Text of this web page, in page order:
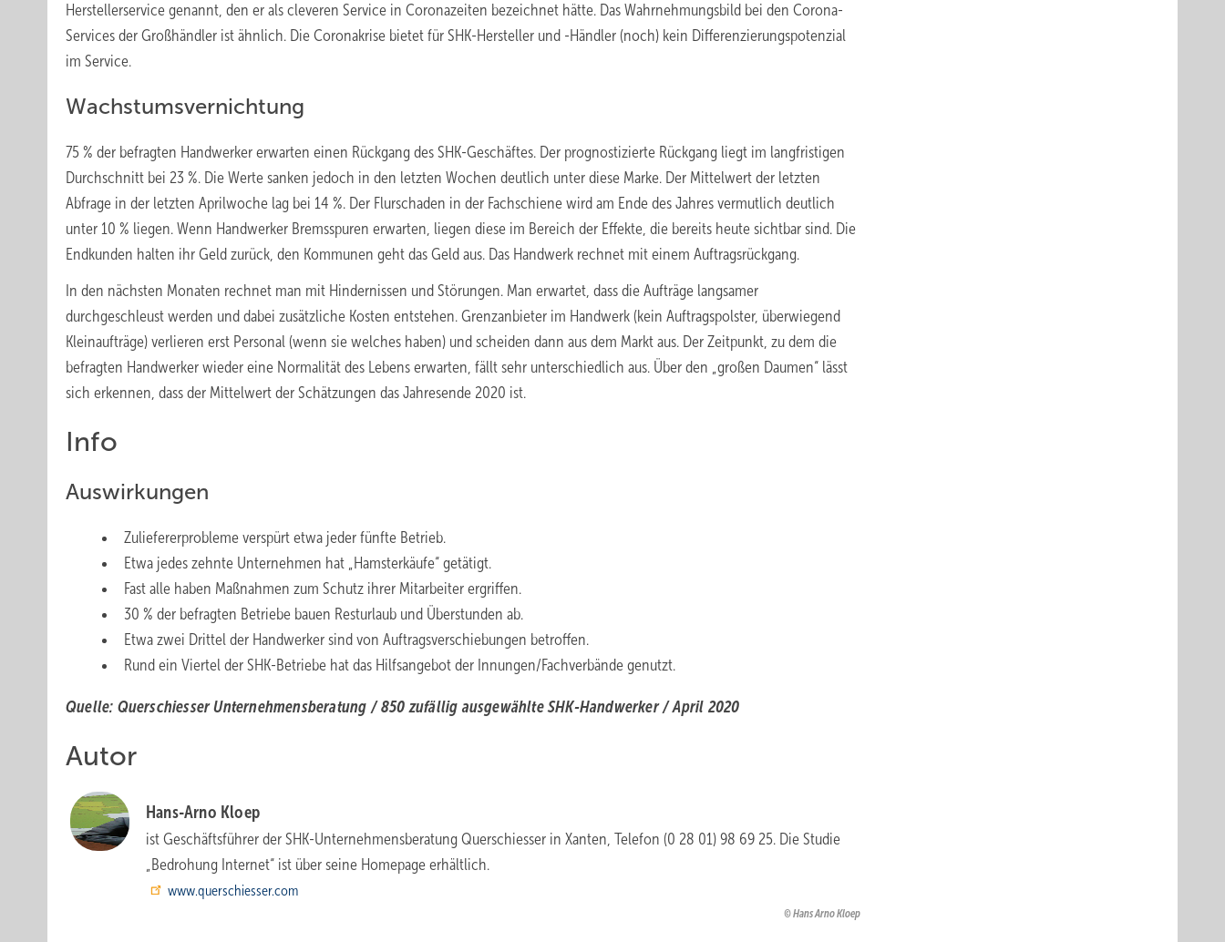
Herstellerservice genannt, den er als cleveren Service in Coronazeiten bezeichnet hätte. Das Wahrnehmungsbild bei den Corona-
Services der Großhändler ist ähnlich. Die Coronakrise bietet für SHK-Hersteller und -Händler (noch) kein Differenzierungspotenzial
im Service.
Wachstumsvernichtung
75 % der befragten Handwerker erwarten einen Rückgang des SHK-Geschäftes. Der prognostizierte Rückgang liegt im langfristigen
Durchschnitt bei 23 %. Die Werte sanken jedoch in den letzten Wochen deutlich unter diese Marke. Der Mittelwert der letzten
Abfrage in der letzten Aprilwoche lag bei 14 %. Der Flurschaden in der Fachschiene wird am Ende des Jahres vermutlich deutlich
unter 10 % liegen. Wenn Handwerker Bremsspuren erwarten, liegen diese im Bereich der Effekte, die bereits heute sichtbar sind. Die
Endkunden halten ihr Geld zurück, den Kommunen geht das Geld aus. Das Handwerk rechnet mit einem Auftragsrückgang.
In den nächsten Monaten rechnet man mit Hindernissen und Störungen. Man erwartet, dass die Aufträge langsamer
durchgeschleust werden und dabei zusätzliche Kosten entstehen. Grenzanbieter im Handwerk (kein Auftragspolster, überwiegend
Kleinaufträge) verlieren erst Personal (wenn sie welches haben) und scheiden dann aus dem Markt aus. Der Zeitpunkt, zu dem die
befragten Handwerker wieder eine Normalität des Lebens erwarten, fällt sehr unterschiedlich aus. Über den „großen Daumen“ lässt
sich erkennen, dass der Mittelwert der Schätzungen das Jahresende 2020 ist.
Info
Auswirkungen
Zuliefererprobleme verspürt etwa jeder fünfte Betrieb.
Etwa jedes zehnte Unternehmen hat „Hamsterkäufe“ getätigt.
Fast alle haben Maßnahmen zum Schutz ihrer Mitarbeiter ­ergriffen.
30 % der befragten Betriebe bauen Resturlaub und ­Überstunden ab.
Etwa zwei Drittel der Handwerker sind von Auftragsverschiebungen ­betroffen.
Rund ein Viertel der SHK-Betriebe hat das Hilfsangebot der Innungen/Fachverbände genutzt.
Quelle: Querschiesser Unternehmensberatung / 850 zufällig ausgewählte SHK-Handwerker / April 2020
Autor
Hans-Arno Kloep
ist Geschäftsführer der SHK-Unter­nehmensberatung Querschiesser in Xanten, Telefon (0 28 01) 98 69 25. Die Studie
„Bedrohung Internet“ ist über seine Homepage erhältlich.
www.querschiesser.com
Hans Arno Kloep